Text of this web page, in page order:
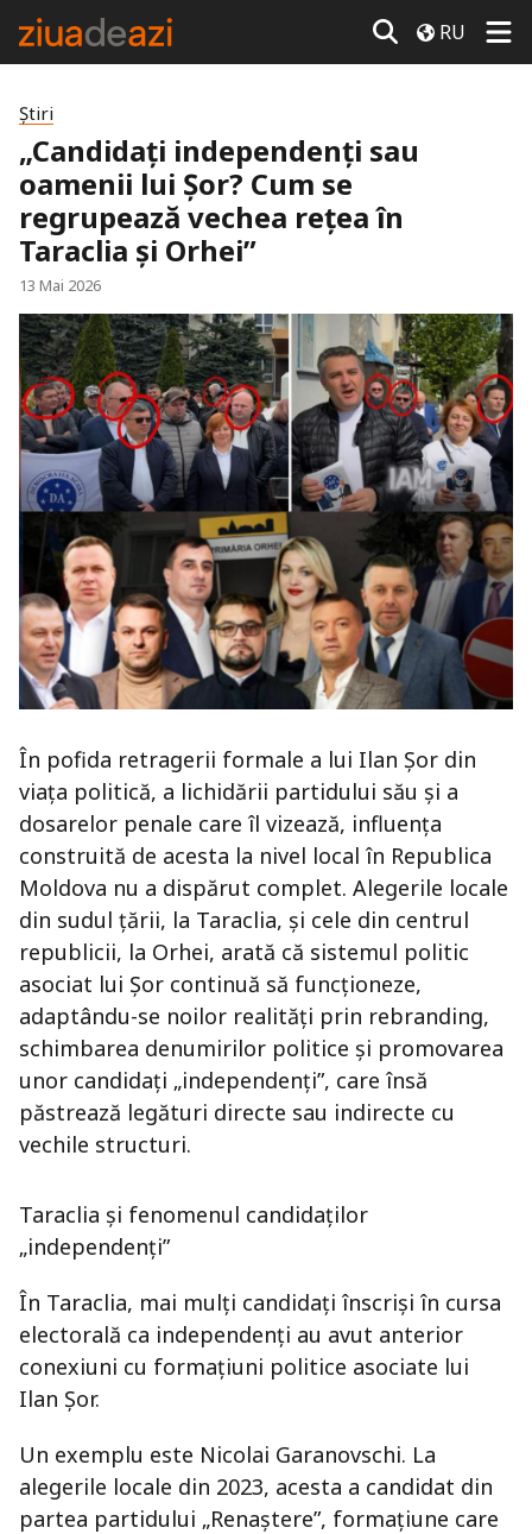
RU
Știri
„Candidați independenți sau
oamenii lui Șor? Cum se
regrupează vechea rețea în
Taraclia și Orhei”
13 Mai 2026
În pofida retragerii formale a lui Ilan Șor din
viața politică, a lichidării partidului său și a
dosarelor penale care îl vizează, influența
construită de acesta la nivel local în Republica
Moldova nu a dispărut complet. Alegerile locale
din sudul țării, la Taraclia, și cele din centrul
republicii, la Orhei, arată că sistemul politic
asociat lui Șor continuă să funcționeze,
adaptându-se noilor realități prin rebranding,
schimbarea denumirilor politice și promovarea
unor candidați „independenți”, care însă
păstrează legături directe sau indirecte cu
vechile structuri.
Taraclia și fenomenul candidaților
„independenți”
În Taraclia, mai mulți candidați înscriși în cursa
electorală ca independenți au avut anterior
conexiuni cu formațiuni politice asociate lui
Ilan Șor.
Un exemplu este Nicolai Garanovschi. La
alegerile locale din 2023, acesta a candidat din
partea partidului „Renaștere”, formațiune care